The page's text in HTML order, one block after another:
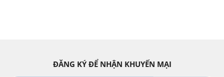
ĐĂNG KÝ ĐỂ NHẬN KHUYẾN MẠI